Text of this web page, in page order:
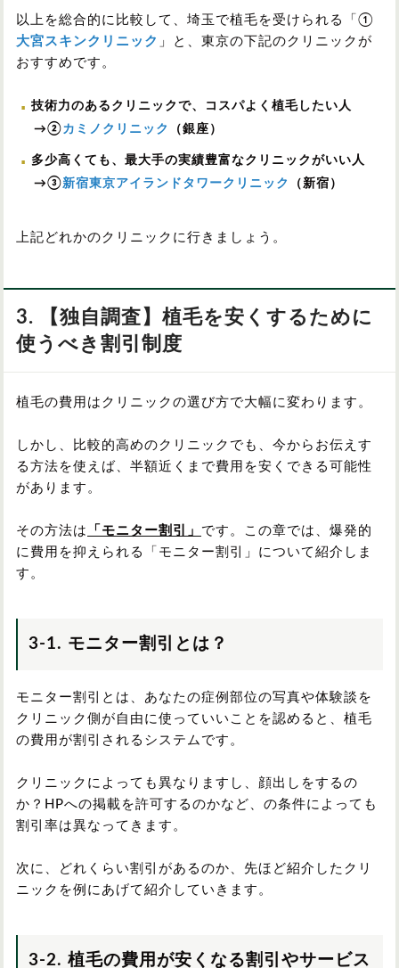
以上を総合的に比較して、埼玉で植毛を受けられる「①
大宮スキンクリニック 」と、東京の下記のクリニックが
おすすめです。
技術力のあるクリニックで、コスパよく植毛したい人
→②カミノクリニック （銀座）
多少高くても、最大手の実績豊富なクリニックがいい人
→③新宿東京アイランドタワークリニック （新宿）
上記どれかのクリニックに行きましょう。
3. 【独自調査】植毛を安くするために
使うべき割引制度
植毛の費用はクリニックの選び方で大幅に変わります。
しかし、比較的高めのクリニックでも、今からお伝えす
る方法を使えば、半額近くまで費用を安くできる可能性
があります。
その方法は 「モニター割引」 です。この章では、爆発的
に費用を抑えられる「モニター割引」について紹介しま
す。
3-1. モニター割引とは？
モニター割引とは、あなたの症例部位の写真や体験談を
クリニック側が自由に使っていいことを認めると、植毛
の費用が割引されるシステムです。
クリニックによっても異なりますし、顔出しをするの
か？HPへの掲載を許可するのかなど、の条件によっても
割引率は異なってきます。
次に、どれくらい割引があるのか、先ほど紹介したクリ
ニックを例にあげて紹介していきます。
3-2. 植毛の費用が安くなる割引やサービス